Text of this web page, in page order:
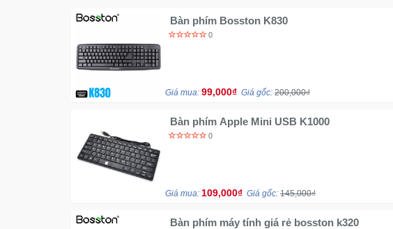
Bàn phím Bosston K830
0
Giá mua: 99,000₫ Giá gốc: 200,000₫
Bàn phím Apple Mini USB K1000
0
Giá mua: 109,000₫ Giá gốc: 145,000₫
Bàn phím máy tính giá rẻ bosston k320